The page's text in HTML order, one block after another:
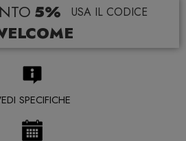
5% USA IL CODICE
SPECIFICHE